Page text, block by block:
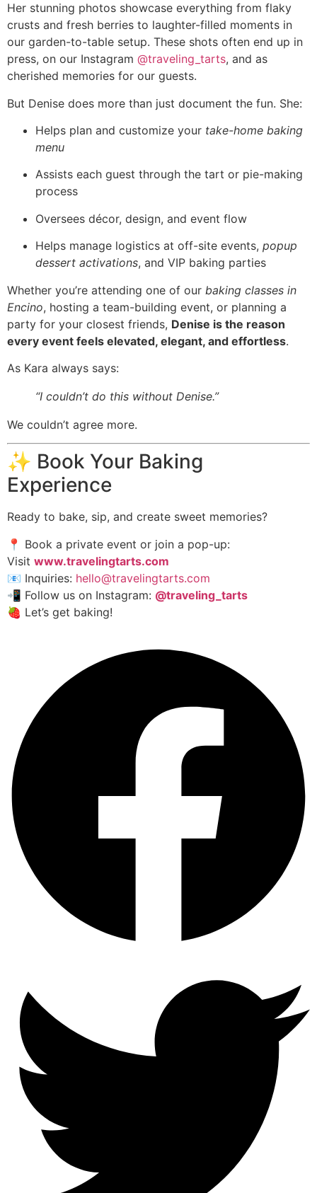
Her stunning photos showcase everything from flaky
crusts and fresh berries to laughter-filled moments in
our garden-to-table setup. These shots often end up in
press, on our Instagram @traveling_tarts, and as
cherished memories for our guests.
But Denise does more than just document the fun. She:
Helps plan and customize your take-home baking
menu
Assists each guest through the tart or pie-making
process
Oversees décor, design, and event flow
Helps manage logistics at off-site events, popup
dessert activations, and VIP baking parties
Whether you’re attending one of our baking classes in
Encino, hosting a team-building event, or planning a
party for your closest friends, Denise is the reason
every event feels elevated, elegant, and effortless.
As Kara always says:
“I couldn’t do this without Denise.”
We couldn’t agree more.
✨ Book Your Baking
Experience
Ready to bake, sip, and create sweet memories?
📍 Book a private event or join a pop-up:
Visit www.travelingtarts.com
📧 Inquiries: hello@travelingtarts.com
📲 Follow us on Instagram: @traveling_tarts
🍓 Let’s get baking!